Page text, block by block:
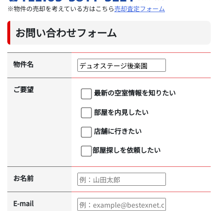
※物件の売却を考えている方はこちら売却査定フォーム
お問い合わせフォーム
物件名
ご要望
最新の空室情報を知りたい
部屋を内見したい
店舗に行きたい
部屋探しを依頼したい
お名前
E-mail